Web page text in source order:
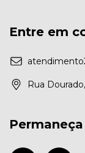
Entre em
Rua